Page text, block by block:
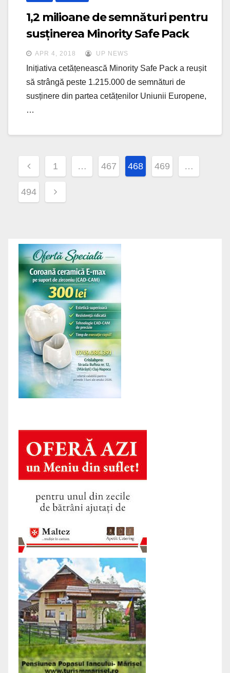
1,2 milioane de semnături pentru
susținerea Minority Safe Pack
APR 4, 2018 UP NEWS
Inițiativa cetățenească Minority Safe Pack a reușit
să strângă peste 1.215.000 de semnături de
susținere din partea cetățenilor Uniunii Europene,
…
Posts
navigation
1 … 467 468 469 …
494